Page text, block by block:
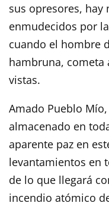
sus opresores, hay
enmudecidos por
cuando el hombre
hambruna, cometa
vistas.
Amado Pueblo
almacenado en
aparente paz en
levantamientos en
de lo que llegará
incendio atómico